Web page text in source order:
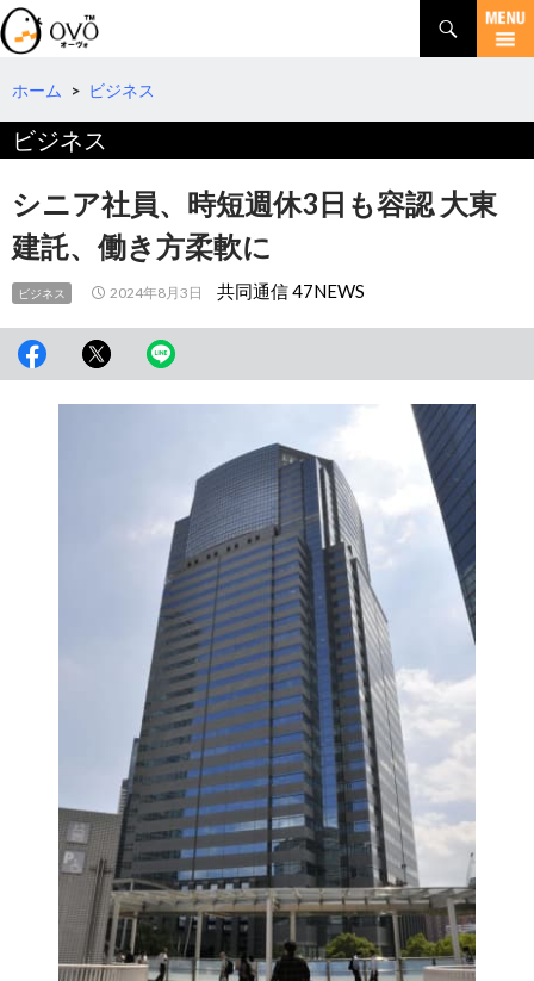
検
索
コ
テ
へ
ホーム > ビジネス
ビジネス
シニア社員、時短週休3日も容認 大東
建託、働き方柔軟に
ビジネス 2024年8月3日 共同通信 47NEWS